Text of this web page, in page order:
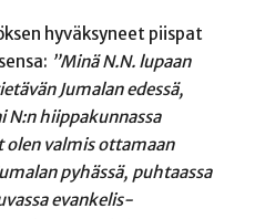
hyväksyneet piispat
”Minä N.N. lupaan
Jumalan edessä,
hiippakunnassa
olen valmis ottamaan
pyhässä, puhtaassa
evankelis-